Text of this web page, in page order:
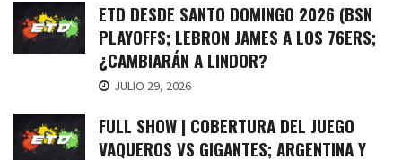
ETD DESDE SANTO DOMINGO 2026 (BSN
PLAYOFFS; LEBRON JAMES A LOS 76ERS;
¿CAMBIARÁN A LINDOR?
JULIO 29, 2026
FULL SHOW | COBERTURA DEL JUEGO
VAQUEROS VS GIGANTES; ARGENTINA Y